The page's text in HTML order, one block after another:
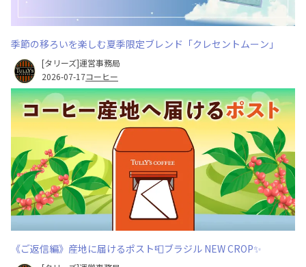
季節の移ろいを楽しむ夏季限定ブレンド「クレセントムーン」
[タリーズ]運営事務局
2026-07-17コーヒー
《ご返信編》産地に届けるポスト📮ブラジル NEW CROP✨